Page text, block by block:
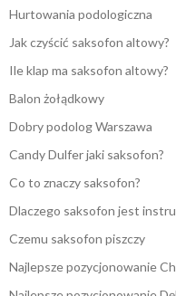
Hurtowania podologiczna
Jak czyścić saksofon altowy?
Ile klap ma saksofon altowy?
Balon żołądkowy
Dobry podolog Warszawa
Candy Dulfer jaki saksofon?
Co to znaczy saksofon?
Dlaczego saksofon jest
Czemu saksofon piszczy
Najlepsze pozycjonowanie